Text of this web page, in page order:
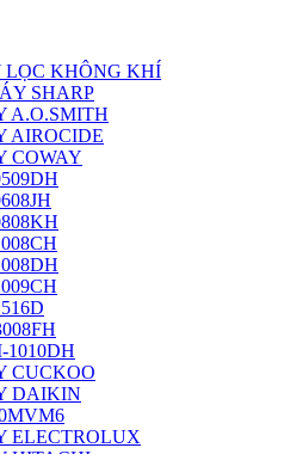
KHÔNG KHÍ
SHARP
A.O.SMITH
AIROCIDE
COWAY
1010DH
CUCKOO
DAIKIN
ELECTROLUX